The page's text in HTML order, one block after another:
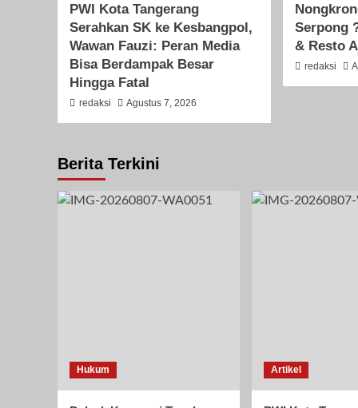
PWI Kota Tangerang
Serahkan SK ke Kesbangpol,
Wawan Fauzi: Peran Media
Bisa Berdampak Besar
Hingga Fatal
redaksi Agustus 7, 2026
Serpong
& Resto
redaksi
Berita Terkini
Hukum Artikel